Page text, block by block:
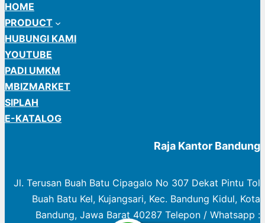
HOME
PRODUCT
HUBUNGI KAMI
YOUTUBE
PADI UMKM
MBIZMARKET
SIPLAH
E-KATALOG
Raja Kantor Bandung
Jl. Terusan Buah Batu Cipagalo No 307 Dekat Pintu Tol
Buah Batu Kel, Kujangsari, Kec. Bandung Kidul, Kota
Bandung, Jawa Barat 40287 Telepon / Whatsapp :